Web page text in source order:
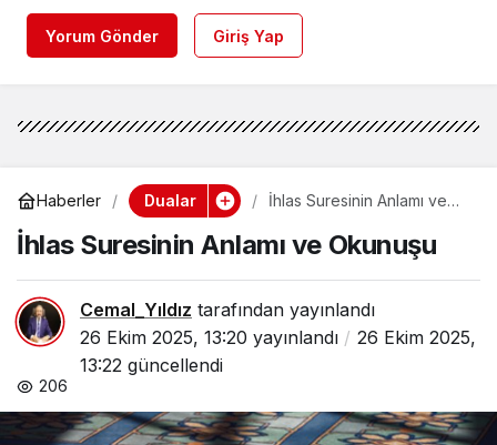
Yorum Gönder Giriş Yap
Haberler Dualar
İhlas Suresinin Anlamı ve
İhlas Suresinin Anlamı ve Okunuşu
Cemal_Yıldız tarafından yayınlandı
26 Ekim 2025, 13:20 yayınlandı
26 Ekim 2025,
13:22 güncellendi
206